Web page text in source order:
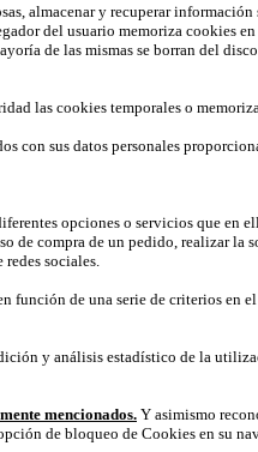
almacenar y recuperar
del usuario memoriza cookies
de las mismas se borran del
las cookies temporales o
con sus datos personales
opciones o servicios que en
de compra de un pedido, realizar
sociales.
función de una serie de criterios
y análisis estadístico de la
mencionados. Y asimismo
de bloqueo de Cookies en su